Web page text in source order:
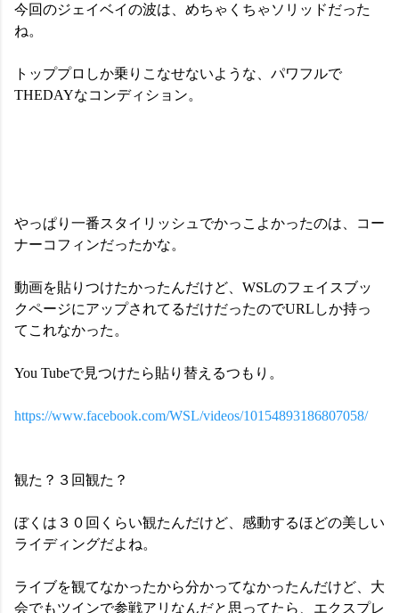
今回のジェイベイの波は、めちゃくちゃソリッドだった
ね。
トッププロしか乗りこなせないような、パワフルで
THEDAYなコンディション。
やっぱり一番スタイリッシュでかっこよかったのは、コー
ナーコフィンだったかな。
動画を貼りつけたかったんだけど、WSLのフェイスブッ
クページにアップされてるだけだったのでURLしか持っ
てこれなかった。
You Tubeで見つけたら貼り替えるつもり。
https://www.facebook.com/WSL/videos/10154893186807058/
観た？３回観た？
ぼくは３０回くらい観たんだけど、感動するほどの美しい
ライディングだよね。
ライブを観てなかったから分かってなかったんだけど、大
会でもツインで参戦アリなんだと思ってたら、エクスプレ